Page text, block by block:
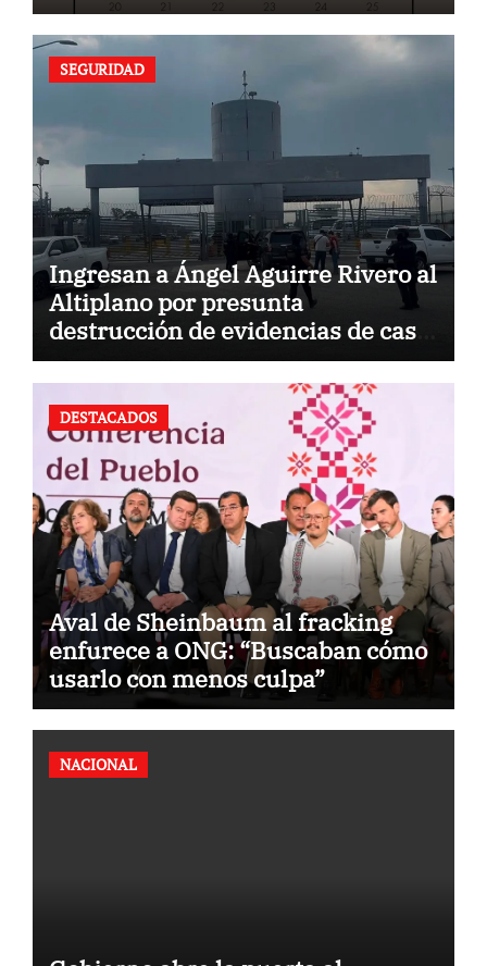
SEGURIDAD
Ingresan a Ángel Aguirre Rivero al
Altiplano por presunta
destrucción de evidencias de caso
Ayotzinapa
DESTACADOS
Aval de Sheinbaum al fracking
enfurece a ONG: “Buscaban cómo
usarlo con menos culpa”
NACIONAL